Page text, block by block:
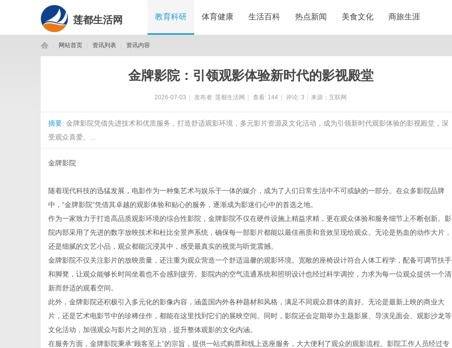
莲都生活网 教育科研 体育健康 生活百科 热点新闻 美食文化 商旅生涯
网站首页 资讯列表 资讯内容
金牌影院：引领观影体验新时代的影视殿堂
2026-07-03 发布者: 莲都生活网 查看: 144 评论: 3 来源：互联网
摘要: 金牌影院凭借先进技术和优质服务，打造舒适观影环境，多元影片资源及文化活动，成为引领新时代观影体验的影视殿堂，深
受观众喜爱。...
金牌影院
随着现代科技的迅猛发展，电影作为一种集艺术与娱乐于一体的媒介，成为了人们日常生活中不可或缺的一部分。在众多影院品牌
中，“金牌影院”凭借其卓越的观影体验和贴心的服务，逐渐成为影迷们心中的首选之地。
作为一家致力于打造高品质观影环境的综合性影院，金牌影院不仅在硬件设施上精益求精，更在观众体验和服务细节上不断创新。影
院内部采用了先进的数字放映技术和杜比全景声系统，确保每一部影片都能以最佳画质和音效呈现给观众。无论是热血的动作大片，
还是细腻的文艺小品，观众都能沉浸其中，感受最真实的视觉与听觉震撼。
金牌影院不仅关注影片的放映质量，还注重为观众营造一个舒适温馨的观影环境。宽敞的座椅设计符合人体工程学，配备可调节扶手
和脚凳，让观众能够长时间坐着也不会感到疲劳。影院内的空气流通系统和照明设计也经过科学调控，力求为每一位观众提供一个清
新而舒适的观看空间。
此外，金牌影院还积极引入多元化的影像内容，涵盖国内外各种题材和风格，满足不同观众群体的喜好。无论是最新上映的商业大
片，还是艺术电影节中的珍稀佳作，都能在这里找到它们的展映空间。同时，影院还会定期举办主题影展、导演见面会、观影沙龙等
文化活动，加强观众与影片之间的互动，提升整体观影的文化内涵。
在服务方面，金牌影院秉承“顾客至上”的宗旨，提供一站式购票和线上选座服务，大大便利了观众的观影流程。影院工作人员经过专